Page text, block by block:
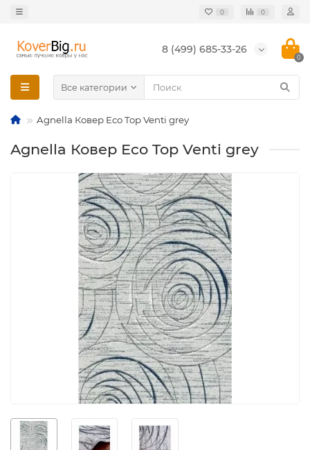
0 0
8 (499) 685-33-26
0
Все категории
Agnella Ковер Eco Top Venti grey
Agnella Ковер Eco Top Venti grey